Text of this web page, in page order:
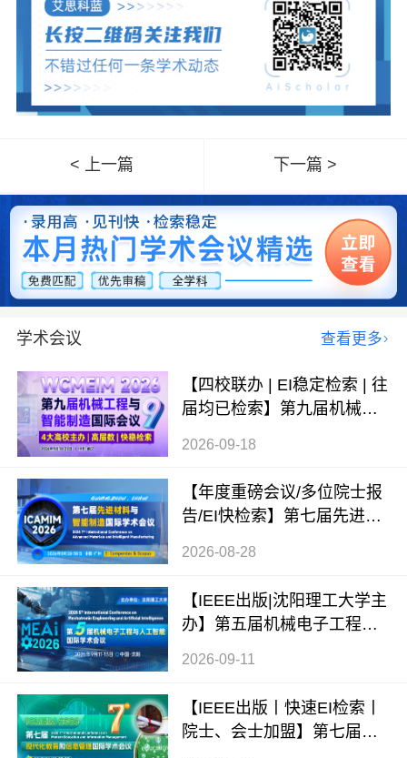
< 上一篇 下一篇 >
学术会议 查看更多
【四校联办 | EI稳定检索 | 往
届均已检索】第九届机械工
2026-09-18
【年度重磅会议/多位院士报
告/EI快检索】第七届先进材
2026-08-28
【IEEE出版|沈阳理工大学主
办】第五届机械电子工程与
2026-09-11
【IEEE出版丨快速EI检索丨
院士、会士加盟】第七届现